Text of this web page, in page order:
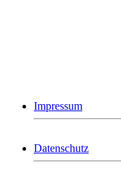
Impressum
Datenschutz